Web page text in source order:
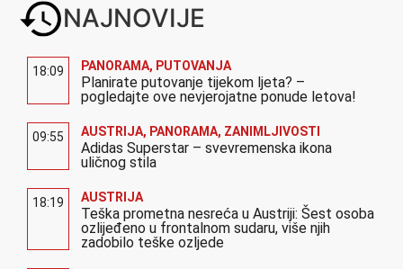
NAJNOVIJE
18:09 PANORAMA, PUTOVANJA
Planirate putovanje tijekom ljeta? –
pogledajte ove nevjerojatne ponude letova!
09:55 AUSTRIJA, PANORAMA, ZANIMLJIVOSTI
Adidas Superstar – svevremenska ikona
uličnog stila
18:19 AUSTRIJA
Teška prometna nesreća u Austriji: Šest osoba
ozlijeđeno u frontalnom sudaru, više njih
zadobilo teške ozljede